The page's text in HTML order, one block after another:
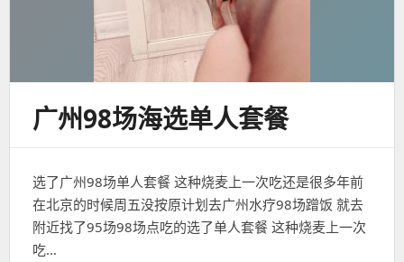
广州98场海选单人套餐
选了广州98场单人套餐 这种烧麦上一次吃还是很多年前
在北京的时候周五没按原计划去广州水疗98场蹭饭 就去
附近找了95场98场点吃的选了单人套餐 这种烧麦上一次
吃…